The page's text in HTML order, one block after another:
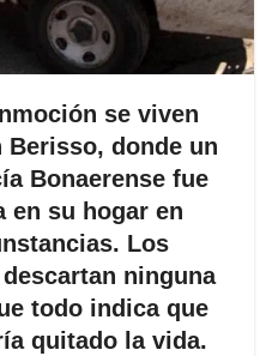
se viven
Berisso, donde un
Bonaerense fue
en su hogar en
Los
ninguna
todo indica que
quitado la vida.